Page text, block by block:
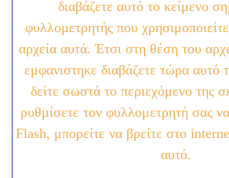
διαβάζετε αυτό το κείμενο
φυλλομετρητής που
αρχεία αυτά. Έτσι στη θέση του
εμφανιστηκε διαβάζετε τώρα αυτό
δείτε σωστά το περιεχόμενο της
ρυθμίσετε τον φυλλομετρητή σας να
Flash, μπορείτε να βρείτε στο
αυτό.